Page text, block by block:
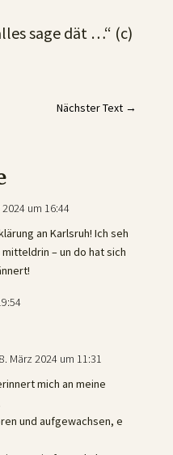
sage dät …“ (c)
Nächster Text →
um 16:44
an Karlsruh! Ich seh
– un do hat sich
März 2024 um 11:31
mich an meine
und aufgewachsen, e